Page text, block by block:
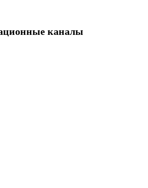
каналы